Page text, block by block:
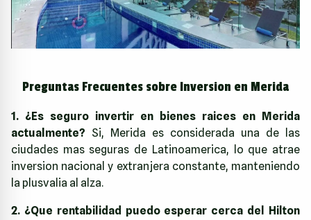
Preguntas Frecuentes sobre Inversion en Merida
1. ¿Es seguro invertir en bienes raices en Merida
actualmente? Si, Merida es considerada una de las
ciudades mas seguras de Latinoamerica, lo que atrae
inversion nacional y extranjera constante, manteniendo
la plusvalia al alza.
2. ¿Que rentabilidad puedo esperar cerca del Hilton